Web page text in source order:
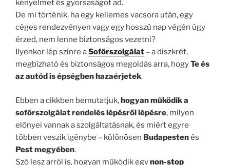
kényelmet és gyorsaságot ad.
De mi történik, ha egy kellemes vacsora után, egy
céges rendezvényen vagy egy hosszú nap végén úgy
érzed, nem lenne biztonságos vezetni?
Ilyenkor lép színre aSofőrszolgálat – a diszkrét,
megbízható és biztonságos megoldás arra, hogyTe és
az autód is épségben hazaérjetek.
Ebben a cikkben bemutatjuk,hogyan működik a
sofőrszolgálat rendelés lépésről lépésre, milyen
előnyei vannak a szolgáltatásnak, és miért egyre
többen veszik igénybe – különösen Budapestenés
Pest megyében.
Szó lesz arról is, hogyan működik egynon-stop